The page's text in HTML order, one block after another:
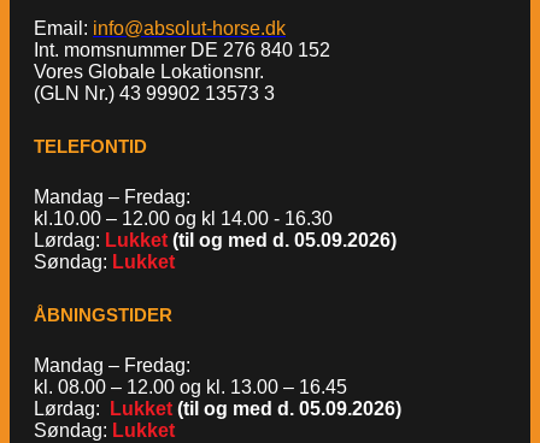
Email: info@absolut-horse.dk
Int. momsnummer DE 276 840 152
Vores Globale Lokationsnr.
(GLN Nr.) 43 99902 13573 3
TELEFONTID
Mandag – Fredag:
kl.10.00 – 12.00 og kl 14.00 - 16.30
Lørdag: Lukket (til og med d. 05.09.2026)
Søndag: Lukket
ÅBNINGSTIDER
Mandag – Fredag:
kl. 08.00 – 12.00 og kl. 13.00 – 16.45
Lørdag:
Lukket (til og med d. 05.09.2026)
Søndag: Lukket